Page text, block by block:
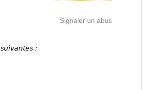
Signaler un abus
: